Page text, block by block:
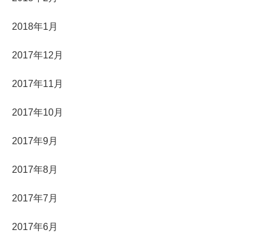
2018年1月
2017年12月
2017年11月
2017年10月
2017年9月
2017年8月
2017年7月
2017年6月